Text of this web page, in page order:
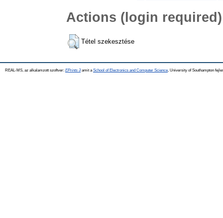
Actions (login required)
Tétel szekesztése
REAL-MS, az alkalamzott szoftver: EPrints 3amit a School of Electronics and Computer Science , University of Southampton